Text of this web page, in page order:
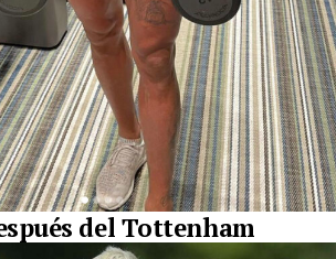
del Tottenham